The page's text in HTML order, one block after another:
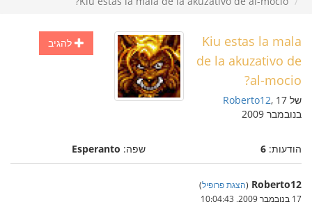
להגיב
Kiu estas la mala
de la akuzativo de
al-mocio?
של Roberto12, 17
בנובמבר 2009
הודעות: 6 שפה: Esperanto
Roberto12
(הצגת פרופיל)
17 בנובמבר 2009, 10:04:43